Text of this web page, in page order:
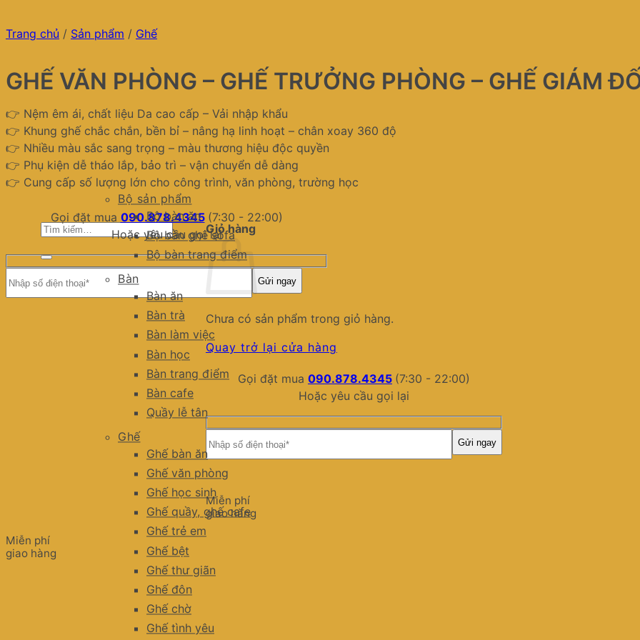
Bộ sản phẩm
Bộ bàn ăn
Bộ bàn ghế sofa
Bộ bàn trang điểm
Bàn
Bàn ăn
Bàn trà
Bàn làm việc
Bàn học
Bàn trang điểm
Bàn cafe
Quầy lễ tân
Ghế
Ghế bàn ăn
Ghế văn phòng
Ghế học sinh
Ghế quầy, ghế cafe
Ghế trẻ em
Ghế bệt
Ghế thư giãn
Ghế đôn
Ghế chờ
Ghế tình yêu
Tìm
Giỏ hàng
Chưa có sản phẩm trong giỏ hàng.
Quay trở lại cửa hàng
Gọi đặt mua 090.878.4345 (7:30 - 22:00)
Hoặc yêu cầu gọi lại
Miễn phí
giao hàng
Trang chủ / Sản phẩm / Ghế
GHẾ VĂN PHÒNG – GHẾ TRƯỞNG PHÒNG – GHẾ GIÁM
👉 Nệm êm ái, chất liệu Da cao cấp – Vải nhập khẩu
👉 Khung ghế chắc chắn, bền bỉ – nâng hạ linh hoạt – chân xoay 360 độ
👉 Nhiều màu sắc sang trọng – màu thương hiệu độc quyền
👉 Phụ kiện dễ tháo lắp, bảo trì – vận chuyển dễ dàng
👉 Cung cấp số lượng lớn cho công trình, văn phòng, trường học
Gọi đặt mua 090.878.4345 (7:30 - 22:00)
Hoặc yêu cầu gọi lại
Miễn phí
giao hàng